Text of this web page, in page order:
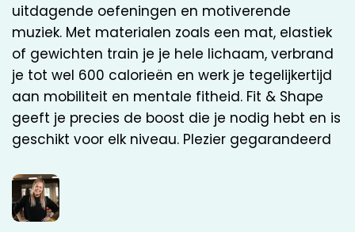
uitdagende oefeningen en motiverende
muziek. Met materialen zoals een mat, elastiek
of gewichten train je je hele lichaam, verbrand
je tot wel 600 calorieën en werk je tegelijkertijd
aan mobiliteit en mentale fitheid. Fit & Shape
geeft je precies de boost die je nodig hebt en is
geschikt voor elk niveau. Plezier gegarandeerd